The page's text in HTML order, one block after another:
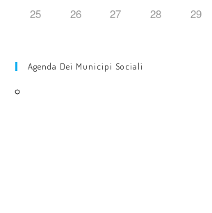
25 26 27 28 29
Agenda Dei Municipi Sociali